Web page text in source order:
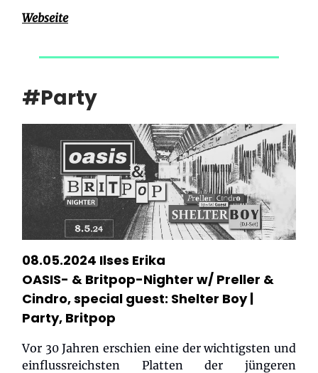
Webseite
#Party
08.05.2024 Ilses Erika
OASIS- & Britpop-Nighter w/ Preller &
Cindro, special guest: Shelter Boy|
Party, Britpop
Vor 30 Jahren erschien eine der wichtigsten und
einflussreichsten Platten der jüngeren